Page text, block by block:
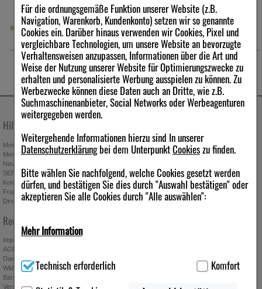
Für die ordnungsgemäße Funktion unserer Website (z.B.
Navigation, Warenkorb, Kundenkonto) setzen wir so genannte
Cookies ein. Darüber hinaus verwenden wir Cookies, Pixel und
vergleichbare Technologien, um unsere Website an bevorzugte
Verhaltensweisen anzupassen, Informationen über die Art und
Weise der Nutzung unserer Website für Optimierungszwecke zu
erhalten und personalisierte Werbung ausspielen zu können. Zu
Werbezwecke können diese Daten auch an Dritte, wie z.B.
Suchmaschinenanbieter, Social Networks oder Werbeagenturen
weitergegeben werden.
Weitergehende Informationen hierzu sind In unserer
Datenschutzerklärungbei dem UnterpunktCookieszu finden.
Bitte wählen Sie nachfolgend, welche Cookies gesetzt werden
dürfen, und bestätigen Sie dies durch "Auswahl bestätigen" oder
akzeptieren Sie alle Cookies durch "Alle auswählen":
Mehr Information
für die Grundfunktionen unserer Website notwendig sind (z.B.
Technisch erforderlich
Komfort
sofort lieferbar sofort lieferbar
Hilfe & Kontakt
Mein Kundenkonto
Mein Merkzettel
Neuregistrierung
SEPA-Empfängerüberprüfung
Kontakt
Fragen & Antworten
Direktbestellung
Stellenangebote
Presseportal
Download-Archiv
Bonus-Programm
Freundschaftswerbung
Gutscheine & Aktionen
Rechtliches
Impressum
AGB
Datenschutz
Widerrufsbelehrung
Barrierefreiheitserklärung
Versand